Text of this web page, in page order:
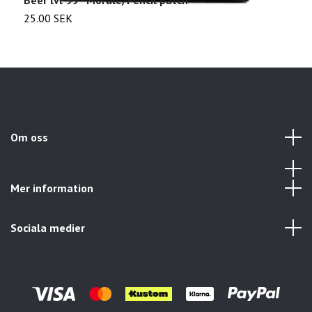
25.00 SEK
Om oss
Mer information
Sociala medier